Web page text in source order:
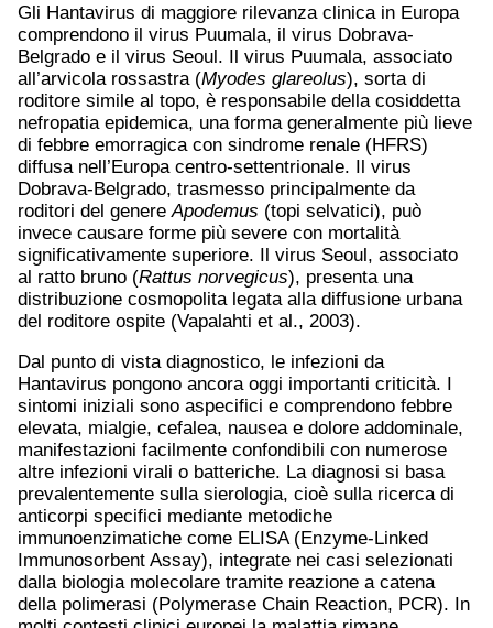
Gli Hantavirus di maggiore rilevanza clinica in Europa
comprendono il virus Puumala, il virus Dobrava-
Belgrado e il virus Seoul. Il virus Puumala, associato
all’arvicola rossastra (Myodes glareolus), sorta di
roditore simile al topo, è responsabile della cosiddetta
nefropatia epidemica, una forma generalmente più lieve
di febbre emorragica con sindrome renale (HFRS)
diffusa nell’Europa centro-settentrionale. Il virus
Dobrava-Belgrado, trasmesso principalmente da
roditori del genereApodemus (topi selvatici), può
invece causare forme più severe con mortalità
significativamente superiore. Il virus Seoul, associato
al ratto bruno (Rattus norvegicus), presenta una
distribuzione cosmopolita legata alla diffusione urbana
del roditore ospite (Vapalahti et al., 2003).
Dal punto di vista diagnostico, le infezioni da
Hantavirus pongono ancora oggi importanti criticità. I
sintomi iniziali sono aspecifici e comprendono febbre
elevata, mialgie, cefalea, nausea e dolore addominale,
manifestazioni facilmente confondibili con numerose
altre infezioni virali o batteriche. La diagnosi si basa
prevalentemente sulla sierologia, cioè sulla ricerca di
anticorpi specifici mediante metodiche
immunoenzimatiche come ELISA (Enzyme-Linked
Immunosorbent Assay), integrate nei casi selezionati
dalla biologia molecolare tramite reazione a catena
della polimerasi (Polymerase Chain Reaction, PCR). In